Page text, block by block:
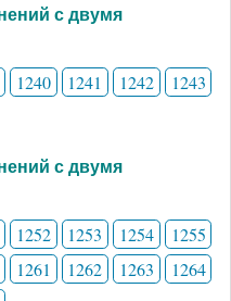
с двумя
1240 1241 1242
1243
с двумя
1252 1253 1254
1255
1261 1262 1263
1264